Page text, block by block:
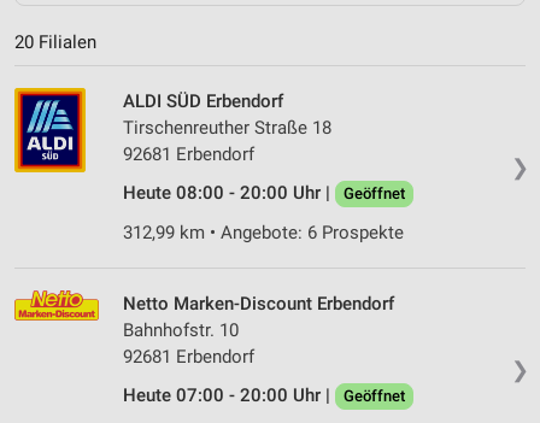
20 Filialen
❯
ALDI SÜD Erbendorf
Tirschenreuther Straße 18
92681 Erbendorf
Heute 08:00 - 20:00 Uhr |
Geöffnet
312,99 km • Angebote: 6 Prospekte
❯
Netto Marken-Discount Erbendorf
Bahnhofstr. 10
92681 Erbendorf
Heute 07:00 - 20:00 Uhr |
Geöffnet